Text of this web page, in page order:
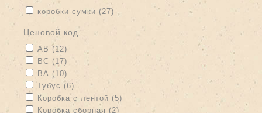
Apply коробки-сумки filter
коробки-сумки (27) Apply коробки-сумки filter
Ценовой код
Apply АВ filter
АВ (12)
Apply ВС filter
ВС (17) Apply ВС filter
Apply ВА filter
ВА (10)
Apply Тубус filter
Тубус (6) Apply Тубус filter
Apply Коробка с лентой filter
Коробка с лентой (5) Apply Коробка с лентой filter
Apply Коробка сборная filter
Коробка сборная (2) Apply Коробка сборная filter